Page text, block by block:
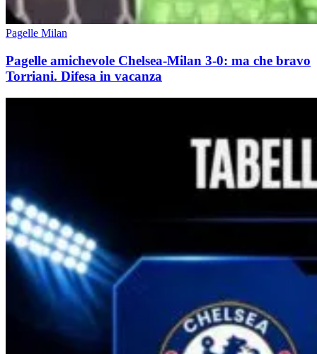
Pagelle Milan
Pagelle amichevole Chelsea-Milan 3-0: ma che bravo
Torriani. Difesa in vacanza